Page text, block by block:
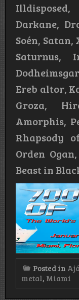
Darkane,
Soén,
Saturnus,
Ereb altor,
Groza,
Amorphis,
Rhapsody
Orden
Beast in
Posted in
metal, Miami